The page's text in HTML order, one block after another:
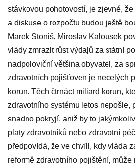
stávkovou pohotovostí, je zjevné,
a diskuse o rozpočtu budou ještě
Marek Stoniš. Miroslav Kalousek
vlády zmrazit růst výdajů za státní
nadpoloviční většina obyvatel, za
zdravotních pojišťoven je necelých
korun. Těch čtrnáct miliard korun,
zdravotního systému letos nepošle,
snadno pokryjí, aniž by to
platy zdravotníků nebo zdravotní
předpovídá, že ve chvíli, kdy vláda
reformě zdravotního pojištění,